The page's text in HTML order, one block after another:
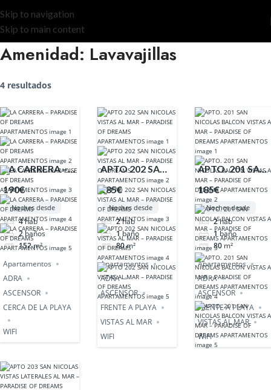
Skip to navigation
Skip to main content
Amenidad: Lavavajillas
4 resultados
LA CARRERA –
PARADISE OF
DREAMS
APARTAMENTOS
190€
Noches desde
4hab
2baños
152m²
Apartamentos
ADRA
ASCENSOR
CERCA DE LA PLAYA
WIFI
APTO 202 SAN
NICOLAS
VISTAS AL MAR
– PARADISE OF
DREAMS
APARTAMENTOS
185€
Noches desde
2hab
1 baño
80m²
Apartamentos
ADRA
ASCENSOR
FRENTE A PLAYA
VISTAS AL MAR
WIFI
APTO. 201 SAN
NICOLAS
BALCON
VISTAS AL MAR
– PARADISE OF
DREAMS
185€
Noches desde
2 hab
1 baño
80 m²
Apartamentos
ADRA
ASCENSOR
FRENTE A PLAYA
VISTAS AL MAR
WIFI